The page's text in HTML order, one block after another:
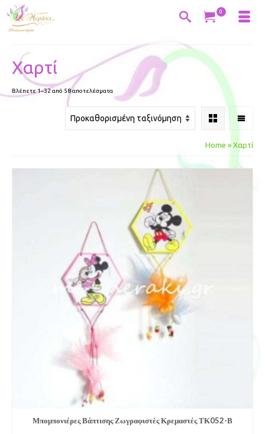
0
Χαρτί
Βλέπετε 1–32 από 58 αποτελέσματα
Home » Χαρτί
Μπομπονιέ­ρες Βάπτισης Ζωγραφιστές Κρεμαστές ΤΚ052-Β